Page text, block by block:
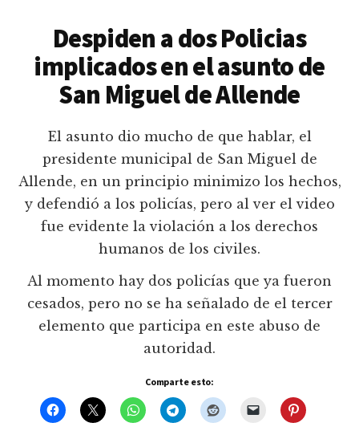
Despiden a dos Policias
implicados en el asunto de
San Miguel de Allende
El asunto dio mucho de que hablar, el
presidente municipal de San Miguel de
Allende, en un principio minimizo los hechos,
y defendió a los policías, pero al ver el video
fue evidente la violación a los derechos
humanos de los civiles.
Al momento hay dos policías que ya fueron
cesados, pero no se ha señalado de el tercer
elemento que participa en este abuso de
autoridad.
Comparte esto: